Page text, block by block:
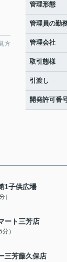
方
管理形態
管理員の勤
管理会社
取引態様
引渡し
開発許可番
1子供広場
）
ート三芳店
）
三芳藤久保店